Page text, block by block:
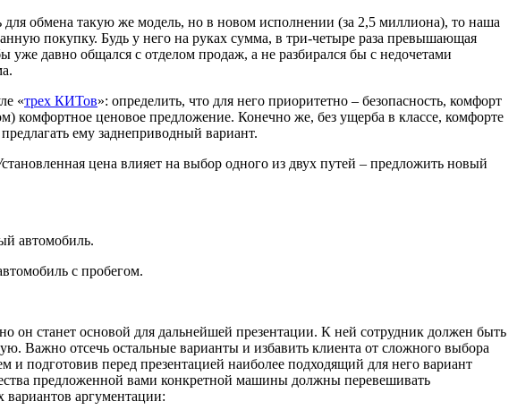
обмена такую же модель, но в новом исполнении (за 2,5 миллиона), то наша
покупку. Будь у него на руках сумма, в три-четыре раза превышающая
уже давно общался с отделом продаж, а не разбирался бы с недочетами
«трех КИТов»: определить, что для него приоритетно – безопасность, комфорт
комфортное ценовое предложение. Конечно же, без ущерба в классе, комфорте
ему заднеприводный вариант.
цена влияет на выбор одного из двух путей – предложить новый
автомобиль.
с пробегом.
он станет основой для дальнейшей презентации. К ней сотрудник должен быть
Важно отсечь остальные варианты и избавить клиента от сложного выбора
и подготовив перед презентацией наиболее подходящий для него вариант
предложенной вами конкретной машины должны перевешивать
аргументации: